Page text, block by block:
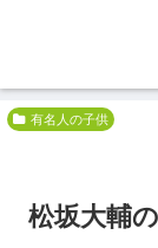
有名人の子供
松坂大輔